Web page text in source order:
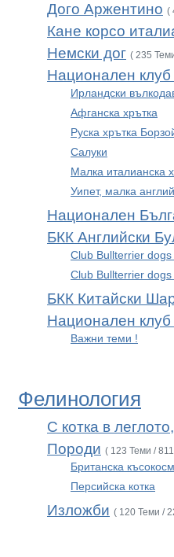
Дого Аржентино (
Кане корсо
Немски дог ( 235
Национален клуб
Ирландски
Афганска хрътка
Руска хрътка
Салуки
Малка италианска
Уипет, малка
Национален
БКК Английски
Club Bullterrier
Club Bullterrier
БКК Китайски
Национален
Важни теми !
Фелинология
С котка в
Породи ( 123 Теми /
Британска
Персийска котка
Изложби ( 120 Теми /